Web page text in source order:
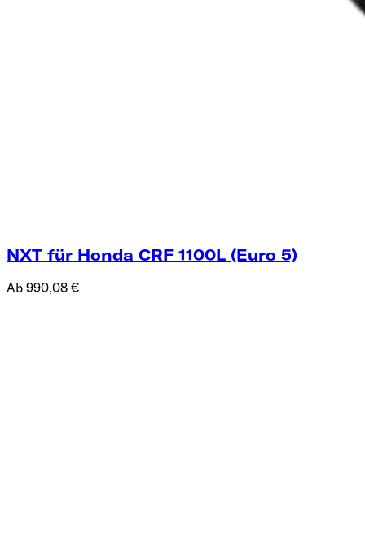
NXT für Honda CRF 1100L (Euro 5)
Ab 990,08 €